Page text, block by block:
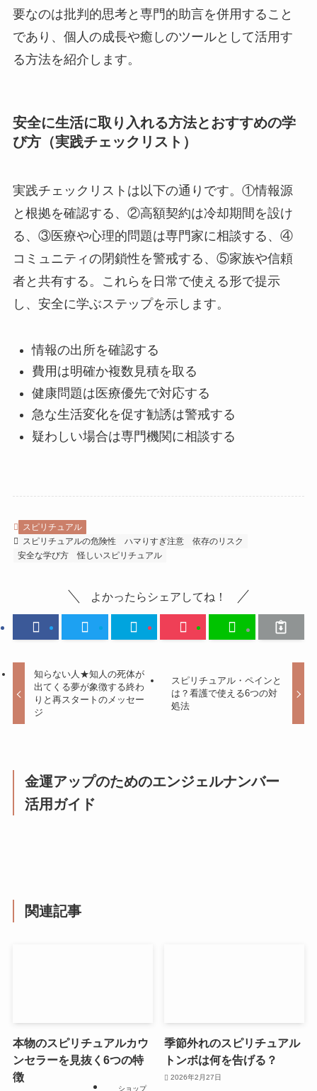
要なのは批判的思考と専門的助言を併用すること
であり、個人の成長や癒しのツールとして活用す
る方法を紹介します。
安全に生活に取り入れる方法とおすすめの学
び方（実践チェックリスト）
実践チェックリストは以下の通りです。①情報源
と根拠を確認する、②高額契約は冷却期間を設け
る、③医療や心理的問題は専門家に相談する、④
コミュニティの閉鎖性を警戒する、⑤家族や信頼
者と共有する。これらを日常で使える形で提示
し、安全に学ぶステップを示します。
情報の出所を確認する
費用は明確か複数見積を取る
健康問題は医療優先で対応する
急な生活変化を促す勧誘は警戒する
疑わしい場合は専門機関に相談する
スピリチュアル
スピリチュアルの危険性
ハマりすぎ注意
依存のリスク
安全な学び方
怪しいスピリチュアル
よかったらシェアしてね！
知らない人★知人の死体が
出てくる夢が象徴する終わ
りと再スタートのメッセー
ジ
スピリチュアル・ペインと
は？看護で使える6つの対
処法
金運アップのためのエンジェルナンバー
活用ガイド
関連記事
本物のスピリチュアルカウ
ンセラーを見抜く6つの特
徴
季節外れのスピリチュアル
トンボは何を告げる？
2026年2月27日
ショップ